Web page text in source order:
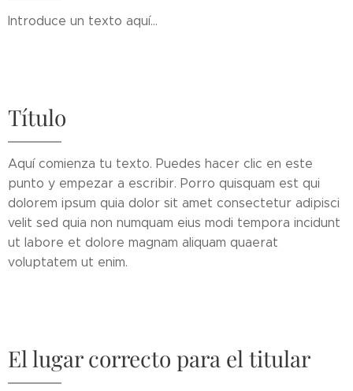
Introduce un texto aquí...
Título
Aquí comienza tu texto. Puedes hacer clic en este
punto y empezar a escribir. Porro quisquam est qui
dolorem ipsum quia dolor sit amet consectetur adipisci
velit sed quia non numquam eius modi tempora incidunt
ut labore et dolore magnam aliquam quaerat
voluptatem ut enim.
El lugar correcto para el titular